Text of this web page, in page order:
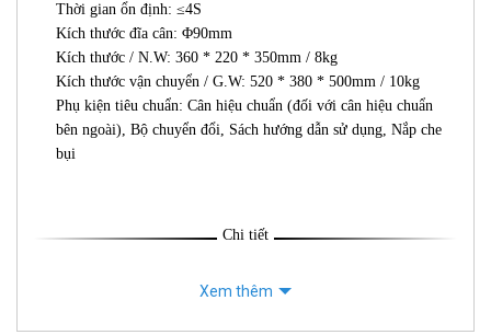
Thời gian ổn định: ≤4S
Kích thước đĩa cân: Φ90mm
Kích thước / N.W: 360 * 220 * 350mm / 8kg
Kích thước vận chuyển / G.W: 520 * 380 * 500mm / 10kg
Phụ kiện tiêu chuẩn: Cân hiệu chuẩn (đối với cân hiệu chuẩn
bên ngoài), Bộ chuyển đổi, Sách hướng dẫn sử dụng, Nắp che
bụi
Chi tiết
Xem thêm